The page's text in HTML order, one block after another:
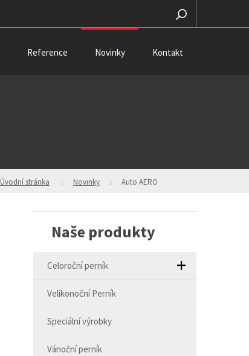
Reference Novinky Kontakt
Úvodní stránka Novinky Auto AERO
Naše produkty
Celoroční perník
Velikonoční Perník
Speciální výrobky
Vánoční perník